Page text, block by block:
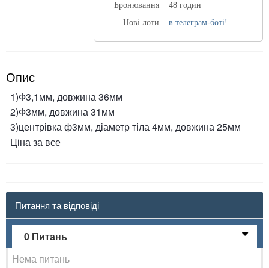
Бронювання
48 годин
Нові лоти
в телеграм-боті!
Опис
1)Ф3,1мм, довжина 36мм
2)Ф3мм, довжина 31мм
3)центрівка ф3мм, діаметр тіла 4мм, довжина 25мм
Ціна за все
Питання та відповіді
0 Питань
Нема питань